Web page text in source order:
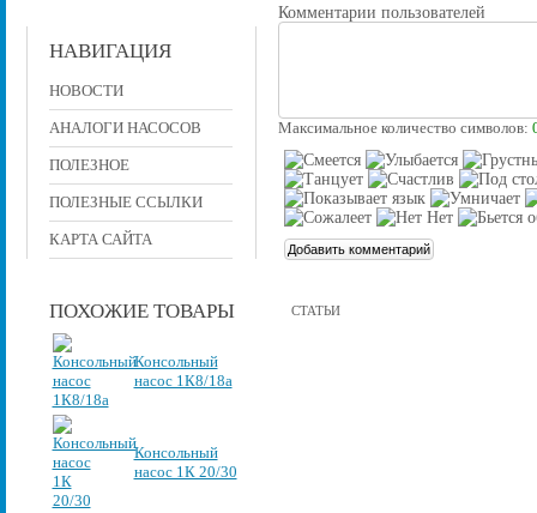
НАВИГАЦИЯ
НОВОСТИ
АНАЛОГИ НАСОСОВ
ПОЛЕЗНОЕ
ПОЛЕЗНЫЕ ССЫЛКИ
КАРТА САЙТА
ПОХОЖИЕ ТОВАРЫ
Консольный
насос 1К8/18а
Консольный
насос 1К 20/30
Комментарии пользователей
Максимальное количество символов:
СТАТЬИ